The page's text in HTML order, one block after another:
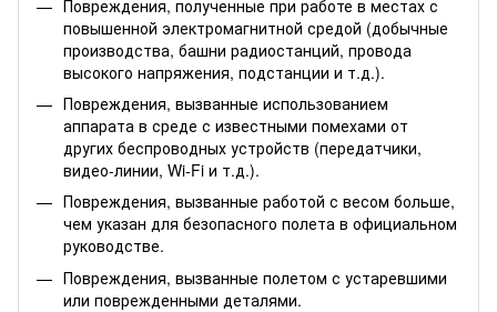
Повреждения, полученные при работе в местах с
повышенной электромагнитной средой (добычные
производства, башни радиостанций, провода
высокого напряжения, подстанции и т.д.).
Повреждения, вызванные использованием
аппарата в среде с известными помехами от
других беспроводных устройств (передатчики,
видео-линии, Wi-Fi и т.д.).
Повреждения, вызванные работой с весом больше,
чем указан для безопасного полета в официальном
руководстве.
Повреждения, вызванные полетом с устаревшими
или поврежденными деталями.